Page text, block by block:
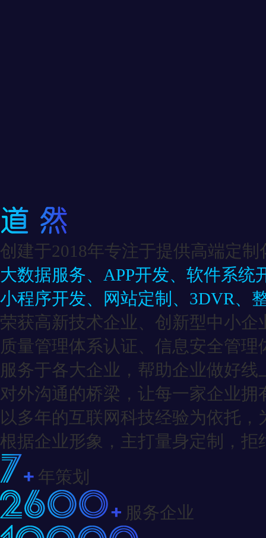
创建于2018年专注于提供高端定制
大数据服务、APP开发、软件系统
小程序开发、网站定制、3DVR、
荣获高新技术企业、创新型中小
质量管理体系认证、信息安全管
服务于各大企业，帮助企业做好线
对外沟通的桥梁，让每一家企业拥
以多年的互联网科技经验为依托
根据企业形象，主打量身定制，
年策划
服务企业